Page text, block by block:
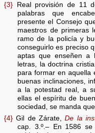
{3} Real provisión de 11
palabras que
presente el Consejo
maestros de primeras
ramo de la policía y
conseguirlo es preciso
aptas que enseñen a
letras, la doctrina
para formar en aquella
buenas inclinaciones,
a la potestad real, a
ellas el espíritu de
sociedad, se manda
{4} Gil de Zárate,De la
cap. 3.º.– En 1586